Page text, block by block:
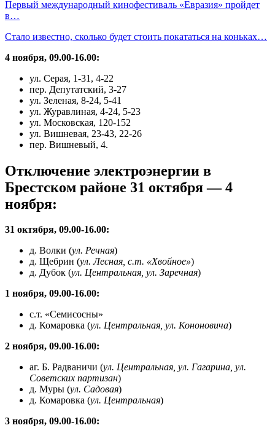
Первый международный кинофестиваль «Евразия» пройдет
в…
Стало известно, сколько будет стоить покататься на коньках…
4 ноября, 09.00-16.00:
ул. Серая, 1-31, 4-22
пер. Депутатский, 3-27
ул. Зеленая, 8-24, 5-41
ул. Журавлиная, 4-24, 5-23
ул. Московская, 120-152
ул. Вишневая, 23-43, 22-26
пер. Вишневый, 4.
Отключение электроэнергии в
Брестском районе 31 октября — 4
ноября:
31 октября, 09.00-16.00:
д. Волки (ул. Речная)
д. Щебрин (ул. Лесная, с.т. «Хвойное»)
д. Дубок (ул. Центральная, ул. Заречная)
1 ноября, 09.00-16.00:
с.т. «Семисосны»
д. Комаровка (ул. Центральная, ул. Кононовича)
2 ноября, 09.00-16.00:
аг. Б. Радваничи (ул. Центральная, ул. Гагарина, ул.
Советских партизан)
д. Муры (ул. Садовая)
д. Комаровка (ул. Центральная)
3 ноября, 09.00-16.00: